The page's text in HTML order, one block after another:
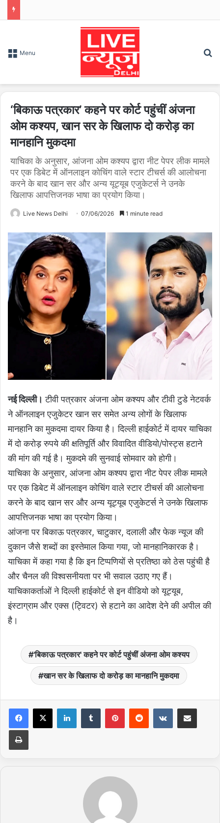
Menu
‘बिकाऊ पत्रकार’ कहने पर कोर्ट पहुंचीं अंजना
ओम कश्यप, खान सर के खिलाफ दो करोड़ का
मानहानि मुकदमा
याचिका के अनुसार, आंजना ओम कश्यप द्वारा नीट पेपर लीक मामले
पर एक डिबेट में ऑनलाइन कोचिंग वाले स्टार टीचर्स की आलोचना
करने के बाद खान सर और अन्य यूट्यूब एजुकेटर्स ने उनके
खिलाफ आपत्तिजनक भाषा का प्रयोग किया।
Live News Delhi 07/06/2026 1 minute read
नई दिल्ली। टीवी पत्रकार अंजना ओम कश्यप और टीवी टुडे नेटवर्क
ने ऑनलाइन एजुकेटर खान सर समेत अन्य लोगों के खिलाफ
मानहानि का मुकदमा दायर किया है। दिल्ली हाईकोर्ट में दायर याचिका
में दो करोड़ रुपये की क्षतिपूर्ति और विवादित वीडियो/पोस्ट्स हटाने
की मांग की गई है। मुकदमे की सुनवाई सोमवार को होगी।
याचिका के अनुसार, आंजना ओम कश्यप द्वारा नीट पेपर लीक मामले
पर एक डिबेट में ऑनलाइन कोचिंग वाले स्टार टीचर्स की आलोचना
करने के बाद खान सर और अन्य यूट्यूब एजुकेटर्स ने उनके खिलाफ
आपत्तिजनक भाषा का प्रयोग किया।
आंजना पर बिकाऊ पत्रकार, चाटुकार, दलाली और फेक न्यूज की
दुकान जैसे शब्दों का इस्तेमाल किया गया, जो मानहानिकारक है।
याचिका में कहा गया है कि इन टिप्पणियों से प्रतिष्ठा को ठेस पहुंची है
और चैनल की विश्वसनीयता पर भी सवाल उठाए गए हैं।
याचिकाकर्ताओं ने दिल्ली हाईकोर्ट से इन वीडियो को यूट्यूब,
इंस्टाग्राम और एक्स (ट्विटर) से हटाने का आदेश देने की अपील की
है।
'बिकाऊ पत्रकार' कहने पर कोर्ट पहुंचीं अंजना ओम कश्यप
खान सर के खिलाफ दो करोड़ का मानहानि मुकदमा